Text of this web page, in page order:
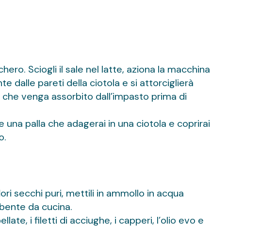
Sciogli il sale nel latte, aziona la macchina
dalle pareti della ciotola e si attorciglierà
venga assorbito dall’impasto prima di
palla che adagerai in una ciotola e coprirai
secchi puri, mettili in ammollo in acqua
da cucina.
i filetti di acciughe, i capperi, l’olio evo e